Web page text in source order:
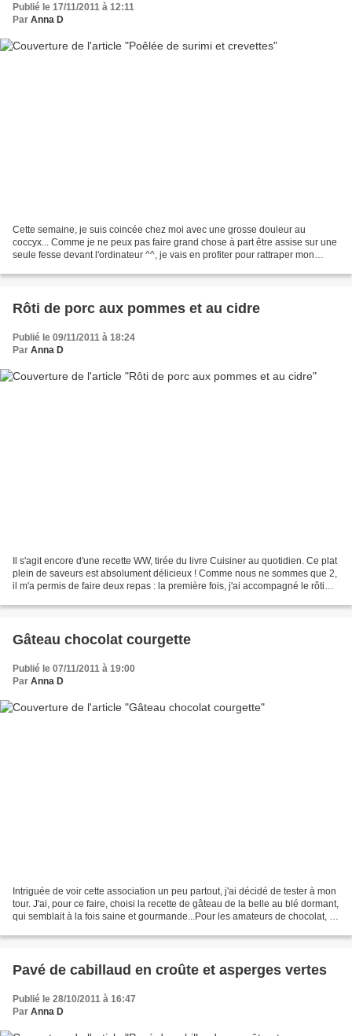
Publié le 17/11/2011 à 12:11
Par Anna D
Cette semaine, je suis coincée chez moi avec une grosse douleur au
coccyx... Comme je ne peux pas faire grand chose à part être assise sur une
seule fesse devant l'ordinateur ^^, je vais en profiter pour rattraper mon
Rôti de porc aux pommes et au cidre
Publié le 09/11/2011 à 18:24
Par Anna D
Il s'agit encore d'une recette WW, tirée du livre Cuisiner au quotidien. Ce plat
plein de saveurs est absolument délicieux ! Comme nous ne sommes que 2,
il m'a permis de faire deux repas : la première fois, j'ai accompagné le rôti
Gâteau chocolat courgette
Publié le 07/11/2011 à 19:00
Par Anna D
Intriguée de voir cette association un peu partout, j'ai décidé de tester à mon
tour. J'ai, pour ce faire, choisi la recette de gâteau de la belle au blé dormant,
qui semblait à la fois saine et gourmande...Pour les amateurs de chocolat, ce
Pavé de cabillaud en croûte et asperges vertes
Publié le 28/10/2011 à 16:47
Par Anna D